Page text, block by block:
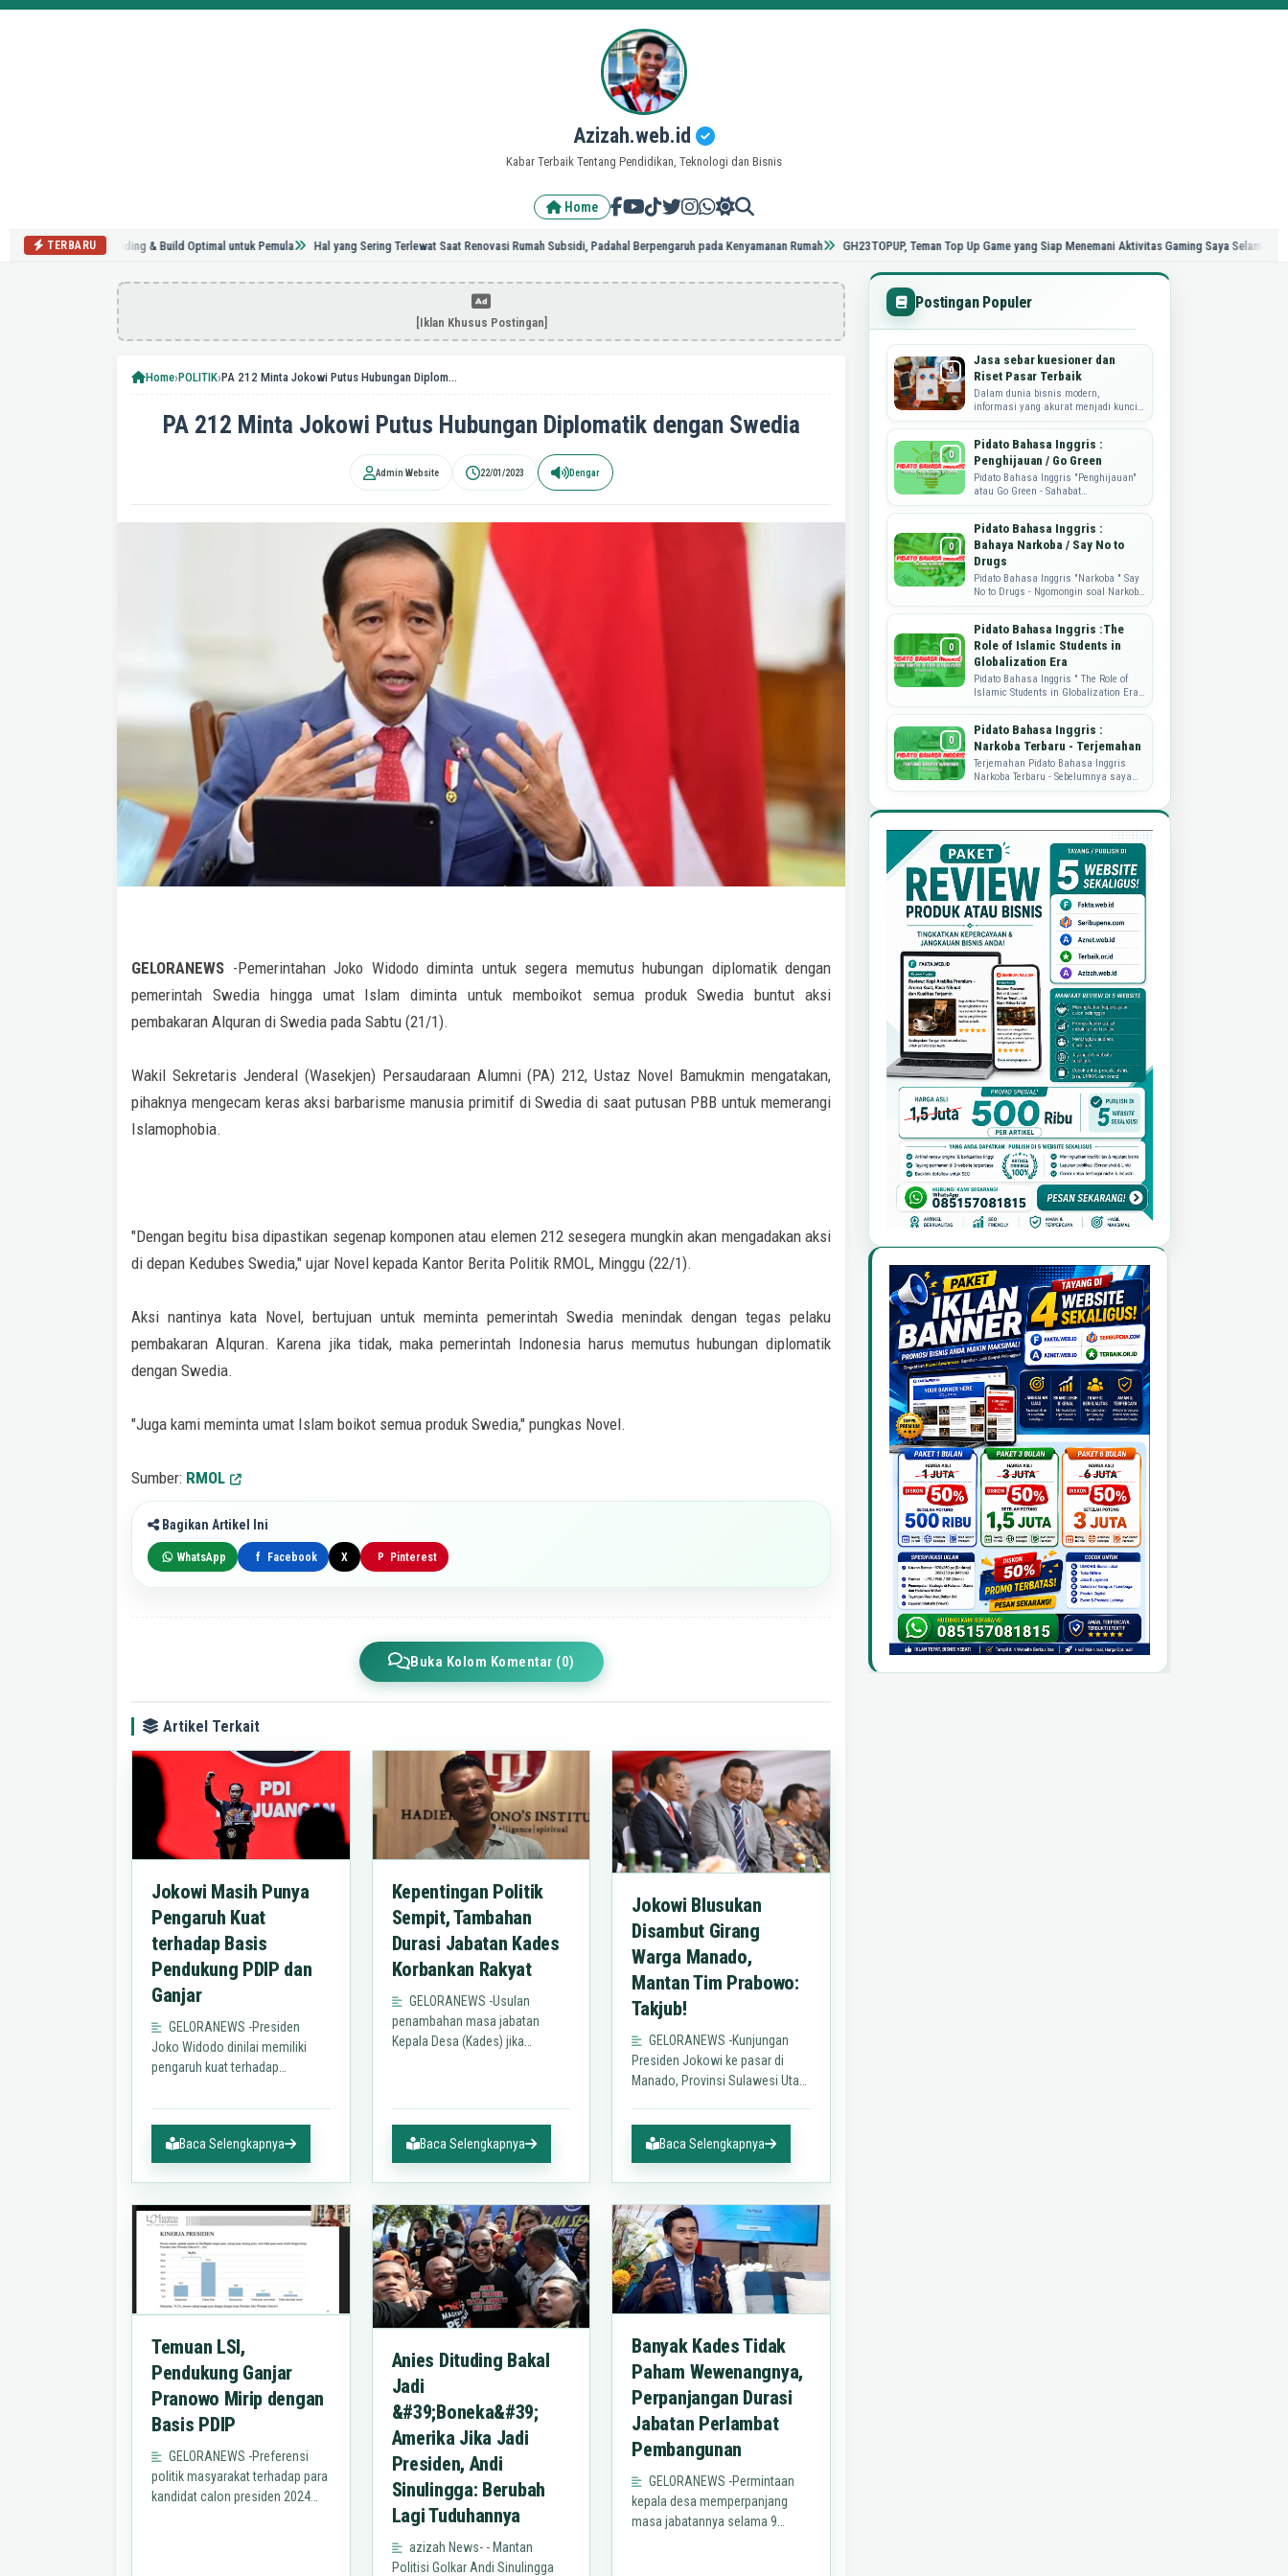
Azizah.web.id
Kabar Terbaik Tentang Pendidikan, Teknologi dan Bisnis
Home
TERBARU
Tips Grinding & Build Optimal untuk Pemula Hal yang Sering Terlewat Saat Renovasi Rumah Subsidi, Padahal Berpengaruh pada Kenyamanan Rumah GH23TOPUP, Teman Top Up Game yang Siap Menemani Aktivitas Gaming Saya Selama 24 Jam
[Iklan Khusus Postingan]
Home›POLITIK› PA 212 Minta Jokowi Putus Hubungan Diplomatik dengan Swedia
PA 212 Minta Jokowi Putus Hubungan Diplomatik dengan Swedia
Admin Website 22/01/2023 Dengar
GELORANEWS -Pemerintahan Joko Widodo diminta untuk segera memutus hubungan diplomatik dengan
pemerintah Swedia hingga umat Islam diminta untuk memboikot semua produk Swedia buntut aksi
pembakaran Alquran di Swedia pada Sabtu (21/1).
Wakil Sekretaris Jenderal (Wasekjen) Persaudaraan Alumni (PA) 212, Ustaz Novel Bamukmin mengatakan,
pihaknya mengecam keras aksi barbarisme manusia primitif di Swedia di saat putusan PBB untuk memerangi
Islamophobia.
"Dengan begitu bisa dipastikan segenap komponen atau elemen 212 sesegera mungkin akan mengadakan aksi
di depan Kedubes Swedia," ujar Novel kepada Kantor Berita Politik RMOL, Minggu (22/1).
Aksi nantinya kata Novel, bertujuan untuk meminta pemerintah Swedia menindak dengan tegas pelaku
pembakaran Alquran. Karena jika tidak, maka pemerintah Indonesia harus memutus hubungan diplomatik
dengan Swedia.
"Juga kami meminta umat Islam boikot semua produk Swedia," pungkas Novel.
Sumber: RMOL
Bagikan Artikel Ini
WhatsApp f Facebook X P Pinterest
Buka Kolom Komentar (0)
Artikel Terkait
Jokowi Masih Punya
Pengaruh Kuat
terhadap Basis
Pendukung PDIP dan
Ganjar
GELORANEWS -Presiden
Joko Widodo dinilai memiliki
pengaruh kuat terhadap
Perjuangan dan Ganjar
Pranowo."Dukungan ke PDIP dan
Ganjar Pranowo kemungkinan…
Baca Selengkapnya
Kepentingan Politik
Sempit, Tambahan
Durasi Jabatan Kades
Korbankan Rakyat
GELORANEWS -Usulan
penambahan masa jabatan
Kepala Desa (Kades) jika
warganya.Direktur Eksekutif…
Baca Selengkapnya
Jokowi Blusukan
Disambut Girang
Warga Manado,
Mantan Tim Prabowo:
Takjub!
GELORANEWS -Kunjungan
Presiden Jokowi ke pasar di
Manado, Provinsi Sulawesi Utara
masyarakat. Pemandangan
itupun mendapat tanggapan dari
salah satunya…
Baca Selengkapnya
Temuan LSI,
Pendukung Ganjar
Pranowo Mirip dengan
Basis PDIP
GELORANEWS -Preferensi
politik masyarakat terhadap para
kandidat calon presiden 2024
Anies Dituding Bakal
Jadi
&#39;Boneka&#39;
Amerika Jika Jadi
Presiden, Andi
Sinulingga: Berubah
Lagi Tuduhannya
azizah News- - Mantan
Politisi Golkar Andi Sinulingga
Banyak Kades Tidak
Paham Wewenangnya,
Perpanjangan Durasi
Jabatan Perlambat
Pembangunan
GELORANEWS -Permintaan
kepala desa memperpanjang
masa jabatannya selama 9
Postingan Populer
Jasa sebar kuesioner dan
Riset Pasar Terbaik
Dalam dunia bisnis modern,
informasi yang akurat menjadi kunci
utama dalam merumuskan strategi,
mengembangkan produk, dan
memahami kebutuhan...
Pidato Bahasa Inggris :
Penghijauan / Go Green
Pidato Bahasa Inggris "Penghijauan"
atau Go Green - Sahabat
Dataguru.web.id, pidato yang di share
ini adalah tulisan dari mbak ...
Pidato Bahasa Inggris :
Bahaya Narkoba / Say No to
Drugs
Pidato Bahasa Inggris "Narkoba " Say
No to Drugs - Ngomongin soal Narkoba
nih, memang sungguh
memprihatinkan. Nah, sebagai wujud
...
Pidato Bahasa Inggris :The
Role of Islamic Students in
Globalization Era
Pidato Bahasa Inggris " The Role of
Islamic Students in Globalization Era"
Pidato Bahasa Inggris kali ini akan
berbagi soal peran...
Pidato Bahasa Inggris :
Narkoba Terbaru - Terjemahan
Terjemahan Pidato Bahasa Inggris
Narkoba Terbaru - Sebelumnya saya
sudah pernah publish perihal Pidato
Namu...